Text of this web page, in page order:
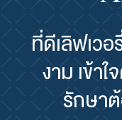
ที่ดีเลิฟเวอ
งาม เข้า
รักษา